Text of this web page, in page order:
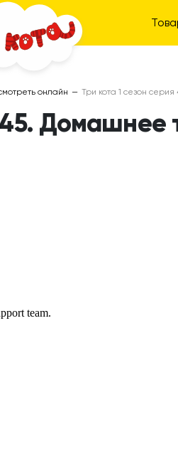
онлайн — Три кота 1 сезон
45. Домашнее